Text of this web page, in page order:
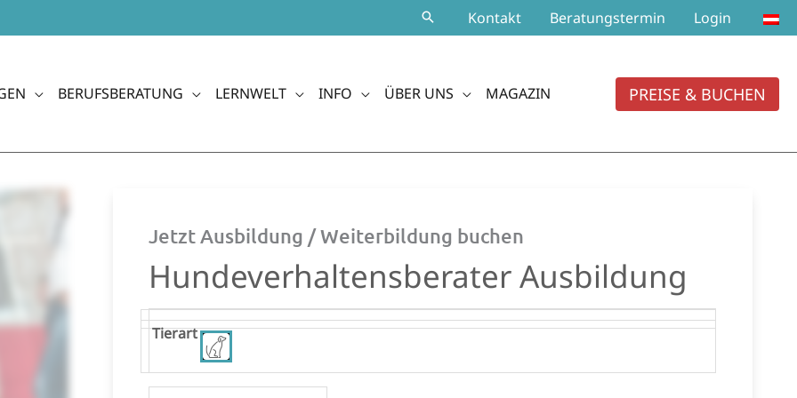
Kontakt Beratungstermin Login
BERUFSBERATUNG LERNWELT INFO ÜBER UNS MAGAZIN PREISE & BUCHEN
Jetzt Ausbildung / Weiterbildung buchen
Hundeverhaltensberater Ausbildung
Tierart
Hundeverhaltensberater
Ausbildung